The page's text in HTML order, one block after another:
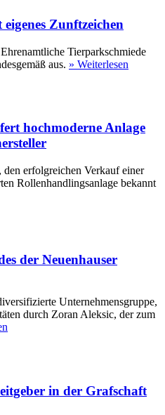
Zunftzeichen
Tierparkschmiede
aus. » Weiterlesen
hochmoderne Anlage
erfolgreichen Verkauf einer
Rollenhandlingsanlage bekannt
der Neuenhauser
Unternehmensgruppe,
durch Zoran Aleksic, der zum
in der Grafschaft